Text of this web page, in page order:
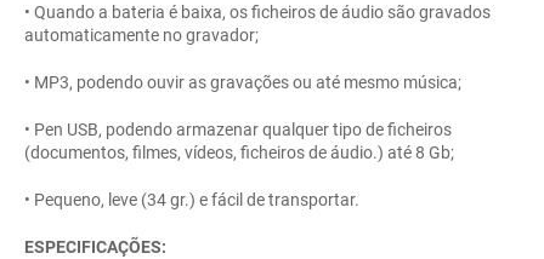
• Quando a bateria é baixa, os ficheiros de áudio são gravados
automaticamente no gravador;
• MP3, podendo ouvir as gravações ou até mesmo música;
• Pen USB, podendo armazenar qualquer tipo de ficheiros
(documentos, filmes, vídeos, ficheiros de áudio.) até 8 Gb;
• Pequeno, leve (34 gr.) e fácil de transportar.
ESPECIFICAÇÕES: